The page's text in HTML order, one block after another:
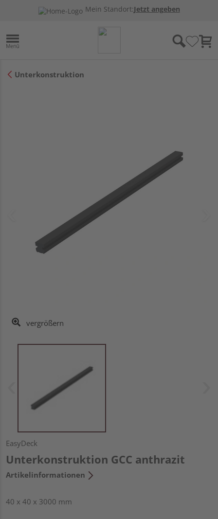
Mein Standort:Jetzt angeben
Unterkonstruktion
vergrößern
EasyDeck
Unterkonstruktion GCC anthrazit
Artikelinformationen
40 x 40 x 3000 mm